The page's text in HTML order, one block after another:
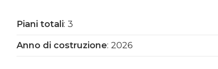
Piani totali: 3
Anno di costruzione: 2026
Locali
minimi